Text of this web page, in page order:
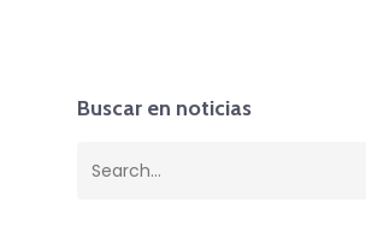
Buscar en noticias